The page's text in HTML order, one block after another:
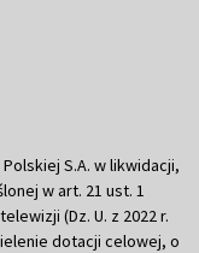
S.A. w likwidacji,
w art. 21 ust. 1
(Dz. U. z 2022 r.
dotacji celowej, o